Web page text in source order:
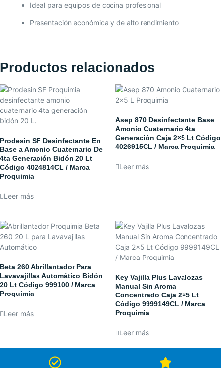
Ideal para equipos de cocina profesional
Presentación económica y de alto rendimiento
Productos relacionados
Prodesin SF Desinfectante En
Base a Amonio Cuaternario De
4ta Generación Bidón 20 Lt
Código 4024814CL / Marca
Proquimia
Leer más
Asep 870 Desinfectante Base
Amonio Cuaternario 4ta
Generación Caja 2×5 Lt Código
4026915CL / Marca Proquimia
Leer más
Beta 260 Abrillantador Para
Lavavajillas Automático Bidón
20 Lt Código 999100 / Marca
Proquimia
Leer más
Key Vajilla Plus Lavalozas
Manual Sin Aroma
Concentrado Caja 2×5 Lt
Código 9999149CL / Marca
Proquimia
Leer más